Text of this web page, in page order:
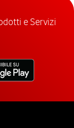
e Servizi